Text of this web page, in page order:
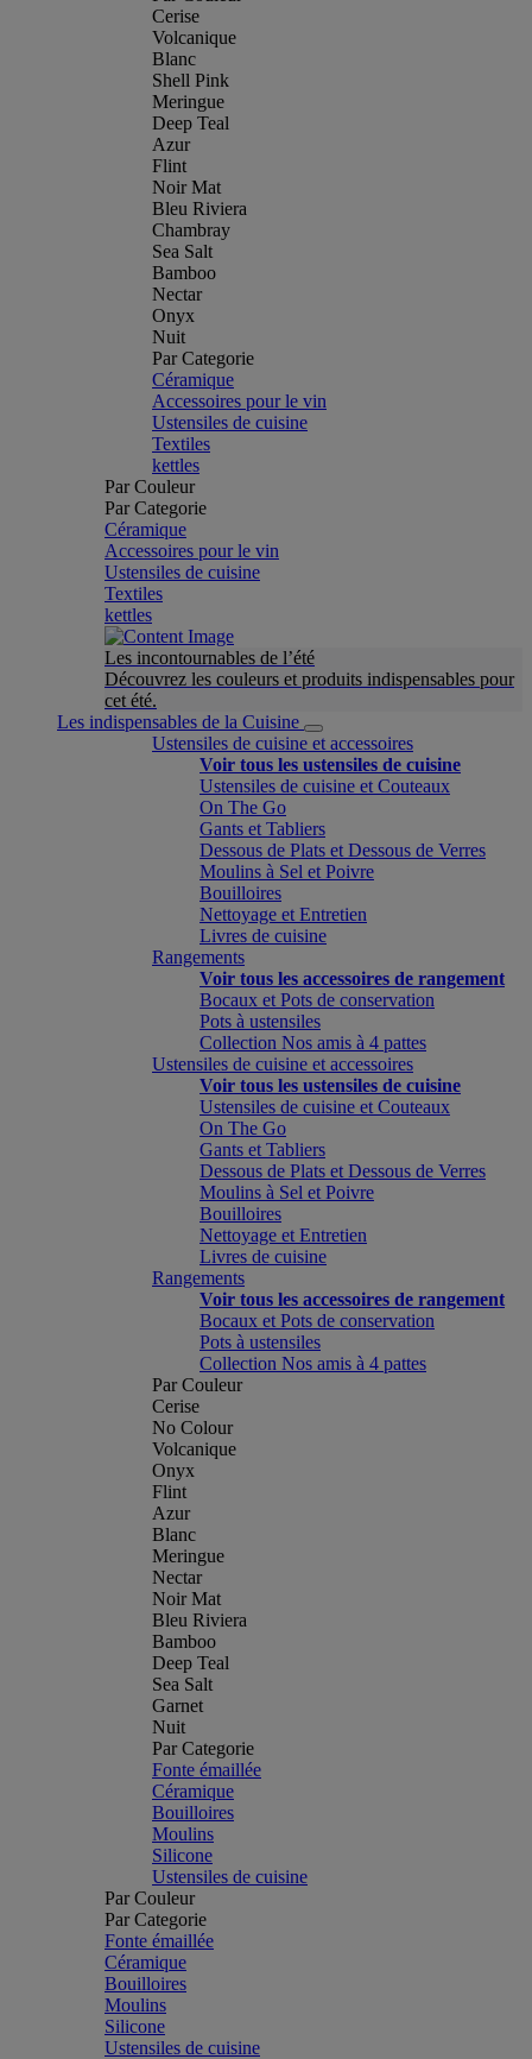
Cerise
Volcanique
Blanc
Shell Pink
Meringue
Deep Teal
Azur
Flint
Noir Mat
Bleu Riviera
Chambray
Sea Salt
Bamboo
Nectar
Onyx
Nuit
Par Categorie
Céramique
Accessoires pour le vin
Ustensiles de cuisine
Textiles
kettles
Par Couleur
Par Categorie
Céramique
Accessoires pour le vin
Ustensiles de cuisine
Textiles
kettles
Les incontournables de l’été
Découvrez les couleurs et produits indispensables pour
cet été.
Les indispensables de la Cuisine
Ustensiles de cuisine et accessoires
Voir tous les ustensiles de cuisine
Ustensiles de cuisine et Couteaux
On The Go
Gants et Tabliers
Dessous de Plats et Dessous de Verres
Moulins à Sel et Poivre
Bouilloires
Nettoyage et Entretien
Livres de cuisine
Rangements
Voir tous les accessoires de rangement
Bocaux et Pots de conservation
Pots à ustensiles
Collection Nos amis à 4 pattes
Ustensiles de cuisine et accessoires
Voir tous les ustensiles de cuisine
Ustensiles de cuisine et Couteaux
On The Go
Gants et Tabliers
Dessous de Plats et Dessous de Verres
Moulins à Sel et Poivre
Bouilloires
Nettoyage et Entretien
Livres de cuisine
Rangements
Voir tous les accessoires de rangement
Bocaux et Pots de conservation
Pots à ustensiles
Collection Nos amis à 4 pattes
Par Couleur
Cerise
No Colour
Volcanique
Onyx
Flint
Azur
Blanc
Meringue
Nectar
Noir Mat
Bleu Riviera
Bamboo
Deep Teal
Sea Salt
Garnet
Nuit
Par Categorie
Fonte émaillée
Céramique
Bouilloires
Moulins
Silicone
Ustensiles de cuisine
Par Couleur
Par Categorie
Fonte émaillée
Céramique
Bouilloires
Moulins
Silicone
Ustensiles de cuisine